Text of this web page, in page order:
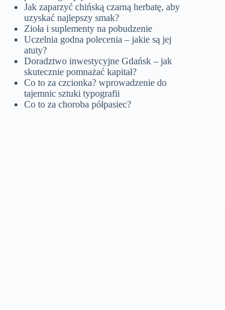
Jak zaparzyć chińską czarną herbatę, aby
uzyskać najlepszy smak?
Zioła i suplementy na pobudzenie
Uczelnia godna polecenia – jakie są jej
atuty?
Doradztwo inwestycyjne Gdańsk – jak
skutecznie pomnażać kapitał?
Co to za czcionka? wprowadzenie do
tajemnic sztuki typografii
Co to za choroba półpasiec?